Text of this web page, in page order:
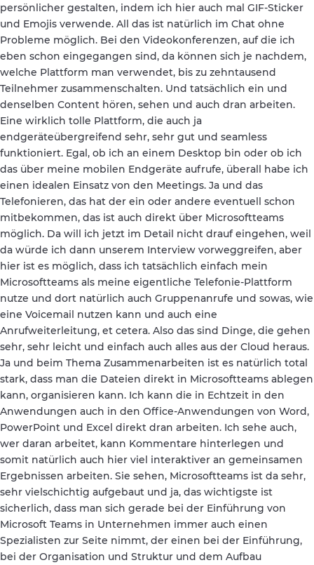
persönlicher gestalten, indem ich hier auch mal GIF-Sticker
und Emojis verwende. All das ist natürlich im Chat ohne
Probleme möglich. Bei den Videokonferenzen, auf die ich
eben schon eingegangen sind, da können sich je nachdem,
welche Plattform man verwendet, bis zu zehntausend
Teilnehmer zusammenschalten. Und tatsächlich ein und
denselben Content hören, sehen und auch dran arbeiten.
Eine wirklich tolle Plattform, die auch ja
endgeräteübergreifend sehr, sehr gut und seamless
funktioniert. Egal, ob ich an einem Desktop bin oder ob ich
das über meine mobilen Endgeräte aufrufe, überall habe ich
einen idealen Einsatz von den Meetings. Ja und das
Telefonieren, das hat der ein oder andere eventuell schon
mitbekommen, das ist auch direkt über Microsoftteams
möglich. Da will ich jetzt im Detail nicht drauf eingehen, weil
da würde ich dann unserem Interview vorweggreifen, aber
hier ist es möglich, dass ich tatsächlich einfach mein
Microsoftteams als meine eigentliche Telefonie-Plattform
nutze und dort natürlich auch Gruppenanrufe und sowas, wie
eine Voicemail nutzen kann und auch eine
Anrufweiterleitung, et cetera. Also das sind Dinge, die gehen
sehr, sehr leicht und einfach auch alles aus der Cloud heraus.
Ja und beim Thema Zusammenarbeiten ist es natürlich total
stark, dass man die Dateien direkt in Microsoftteams ablegen
kann, organisieren kann. Ich kann die in Echtzeit in den
Anwendungen auch in den Office-Anwendungen von Word,
PowerPoint und Excel direkt dran arbeiten. Ich sehe auch,
wer daran arbeitet, kann Kommentare hinterlegen und
somit natürlich auch hier viel interaktiver an gemeinsamen
Ergebnissen arbeiten. Sie sehen, Microsoftteams ist da sehr,
sehr vielschichtig aufgebaut und ja, das wichtigste ist
sicherlich, dass man sich gerade bei der Einführung von
Microsoft Teams in Unternehmen immer auch einen
Spezialisten zur Seite nimmt, der einen bei der Einführung,
bei der Organisation und Struktur und dem Aufbau